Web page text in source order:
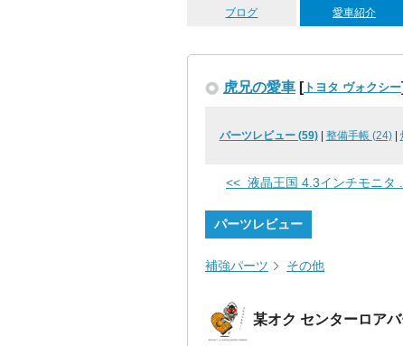
ブログ 愛車紹介
虎兄の愛車 [ トヨタ ヴォクシー
パーツレビュー (59)| 整備手帳 (24)|
<< 液晶王国 4.3インチモニタ ...
パーツレビュー
補強パーツ その他
某オク センターロア